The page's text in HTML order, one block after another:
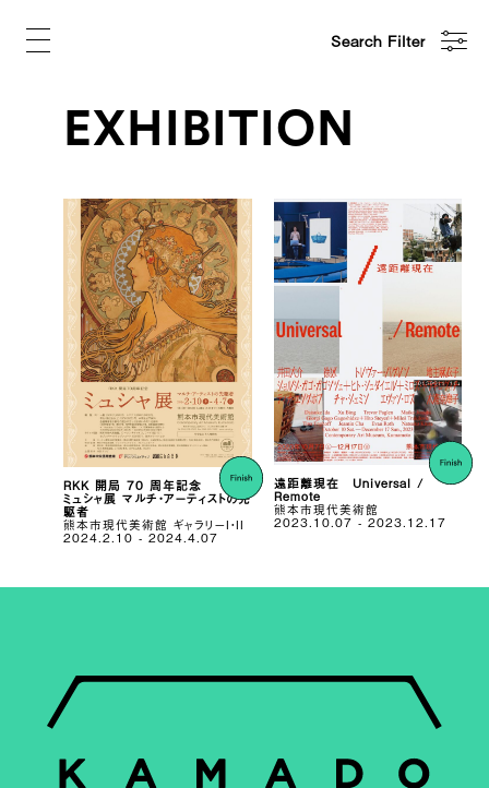
EXHIBITION
Search Filter
RKK 開局 70 周年記念
ミュシャ展 マルチ・アーティストの先
駆者
熊本市現代美術館 ギャラリーI・II
2024.2.10 - 2024.4.07
遠距離現在 Universal /
Remote
熊本市現代美術館
2023.10.07 - 2023.12.17